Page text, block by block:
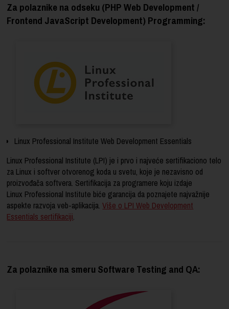
Za polaznike na odseku (PHP Web Development /
Frontend JavaScript Development) Programming:
Linux Professional Institute Web Development Essentials
Linux Professional Institute (LPI) je i prvo i najveće sertifikaciono telo
za Linux i softver otvorenog koda u svetu, koje je nezavisno od
proizvođača softvera. Sertifikacija za programere koju izdaje
Linux Professional Institute biće garancija da poznajete najvažnije
aspekte razvoja veb-aplikacija.Više o LPI Web Development
Essentials sertifikaciji.
Za polaznike na smeru Software Testing and QA: